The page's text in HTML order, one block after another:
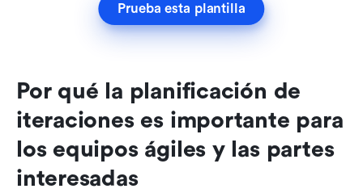
Prueba esta plantilla
Por qué la planificación de
iteraciones es importante para
los equipos ágiles y las partes
interesadas